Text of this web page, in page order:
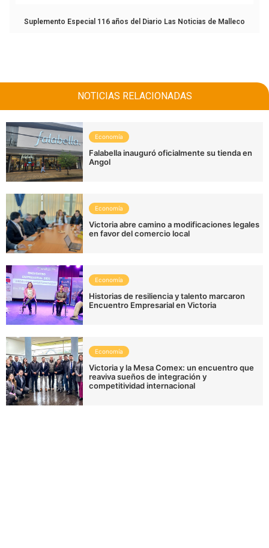
Suplemento Especial 116 años del Diario Las Noticias de Malleco
NOTICIAS RELACIONADAS
Economía
Falabella inauguró oficialmente su tienda en
Angol
Economía
Victoria abre camino a modificaciones legales
en favor del comercio local
Economía
Historias de resiliencia y talento marcaron
Encuentro Empresarial en Victoria
Economía
Victoria y la Mesa Comex: un encuentro que
reaviva sueños de integración y
competitividad internacional